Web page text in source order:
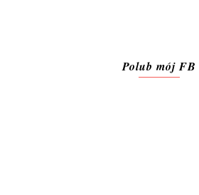
Polub mój FB